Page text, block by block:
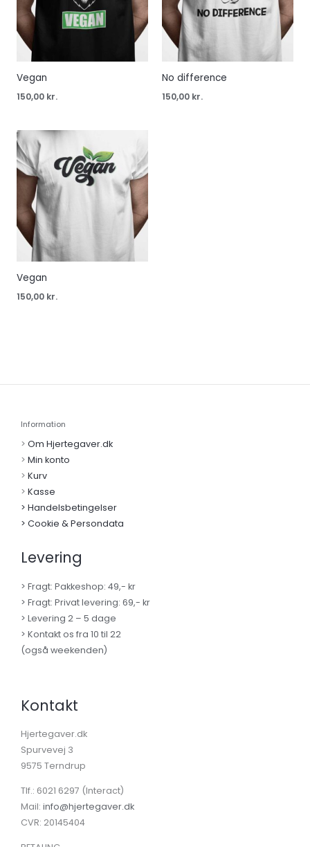
Vegan
150,00 kr.
No difference
150,00 kr.
Vegan
150,00 kr.
Information
> Om Hjertegaver.dk
> Min konto
> Kurv
> Kasse
> Handelsbetingelser
> Cookie & Persondata
Levering
> Fragt: Pakkeshop: 49,- kr
> Fragt: Privat levering: 69,- kr
> Levering 2 – 5 dage
> Kontakt os fra 10 til 22
(også weekenden)
Kontakt
Hjertegaver.dk
Spurvevej 3
9575 Terndrup
Tlf.: 6021 6297 (Interact)
Mail: info@hjertegaver.dk
CVR: 20145404